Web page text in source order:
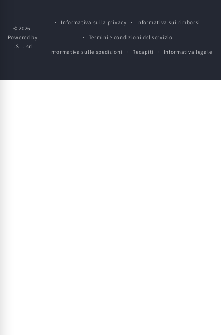
© 2026,
Powered by
I.S.I. srl
Informativa sulla privacy Informativa sui rimborsi
Termini e condizioni del servizio
Informativa sulle spedizioni Recapiti Informativa legale